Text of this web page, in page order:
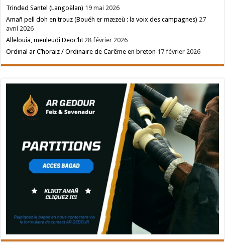
Trinded Santel (Langoëlan) 19 mai 2026
Amañ pell doh en trouz (Bouéh er mæzeù : la voix des campagnes) 27
avril 2026
Allelouia, meuleudi Deoc’h! 28 février 2026
Ordinal ar C’horaiz / Ordinaire de Carême en breton 17 février 2026